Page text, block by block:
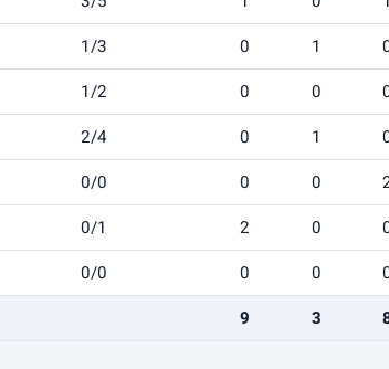
1
0
1/3
0
0
1/2
1
0
2/4
0
0
0/0
0
2
0/1
0
0
0/0
3
9